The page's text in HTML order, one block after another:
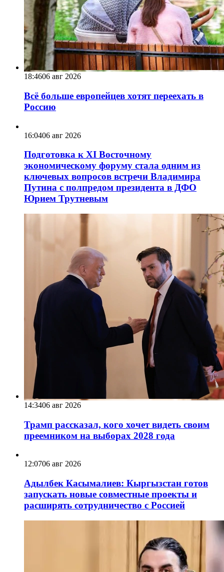
18:4606 авг 2026
Всё больше европейцев хотят переехать в
Россию
16:0406 авг 2026
Подготовка к XI Восточному
экономическому форуму стала одним из
ключевых вопросов встречи Владимира
Путина с полпредом президента в ДФО
Юрием Трутневым
14:3406 авг 2026
Трамп рассказал, кого хочет видеть своим
преемником на выборах 2028 года
12:0706 авг 2026
Адылбек Касымалиев: Кыргызстан готов
запускать новые совместные проекты и
расширять сотрудничество с Россией